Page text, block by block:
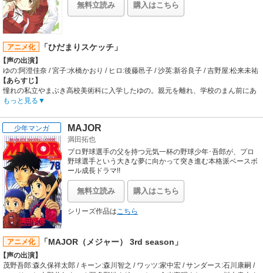
J.C.STAFF
【スタッフ情報】
原作:二ノ宮知子
監督:カサヰケンイチ
シリーズ構成:金春智子 / キャラクターデザイン:島村秀一 / 色彩設計:店橋真弓 / 美
術監督:小林七郎 / CGプロデューサー:神林憲和 / 撮影監督:大河内喜夫 / 編集:西山
茂 / 音響監督:明田川仁 / 音楽:松谷卓、のだめオーケストラ、東京都交響楽団 / 音
楽プロデューサー:佐野弘明 / アニメーションプロデュース:GENCO / アニメーシ
ョンプロデューサー:松倉友二 / OP映像:幾原邦彦 / ED映像:長井龍雪
【音楽】
OP:SUEMITSU & THE SUEMITH「Allegro Cantabile」 / ED1:Crystal Kay「こん
無料立読み 購入はこちら
アニメ化 「ひだまりスケッチ」
【声の出演】
ゆの:阿澄佳奈 / 宮子:水橋かおり / ヒロ:後藤邑子 / 沙英:新谷良子 / 吉野屋:松来未祐
【あらすじ】
憧れの私立やまぶき高校美術科に入学したゆの。親元を離れ、学校のまん前にあ
る小さなアパート『ひだまり荘』で一人暮らしを始めたゆのは、そこで同級生の
ひだまり荘では、毎日がてんやわんやな出来事ばかり。しかし、慣れない生活に
戸惑いつつも、優しく温かい仲間に囲まれながら、ゆのは今ゆっくりと夢に向か
って歩き出す。
【制作会社】
シャフト
【スタッフ情報】
原作:蒼樹うめ
総監督:新房昭之
チーフディレクター:上坪亮樹 / シリーズ構成:長谷川菜穂子 / キャラクターデザイ
ン総作画監督:伊藤良明 / 美術監督:飯島寿治 / 音響監督:亀山俊樹 / 音楽:菊谷知樹 /
音楽制作:ランティス / 編集:関一彦
【音楽】
OP:阿澄佳奈・水橋かおり・新谷良子・後藤邑子「スケッチスイッチ」 /
ED:marble「芽生えドライブ」
もっと見る
少年マンガ MAJOR
満田拓也
プロ野球選手の父を持つ元気一杯の野球少年･吾郎が、プロ
野球選手という大きな夢に向かって突き進む本格派ベースボ
ール成長ドラマ!!
無料立読み 購入はこちら
シリーズ作品はこちら
アニメ化 「MAJOR（メジャー） 3rd season」
【声の出演】
茂野吾郎:森久保祥太郎 / キーン:森川智之 / ワッツ:家中宏 / サンダース:石川康嗣 /